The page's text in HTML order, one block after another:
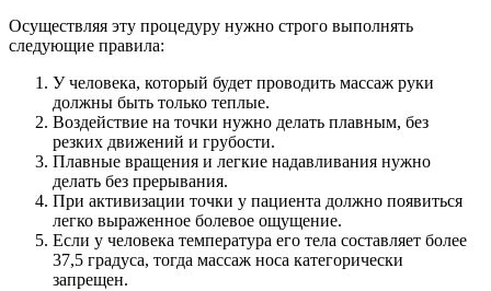
Осуществляя эту процедуру нужно строго выполнять
следующие правила:
У человека, который будет проводить массаж руки
должны быть только теплые.
Воздействие на точки нужно делать плавным, без
резких движений и грубости.
Плавные вращения и легкие надавливания нужно
делать без прерывания.
При активизации точки у пациента должно появиться
легко выраженное болевое ощущение.
Если у человека температура его тела составляет более
37,5 градуса, тогда массаж носа категорически
запрещен.